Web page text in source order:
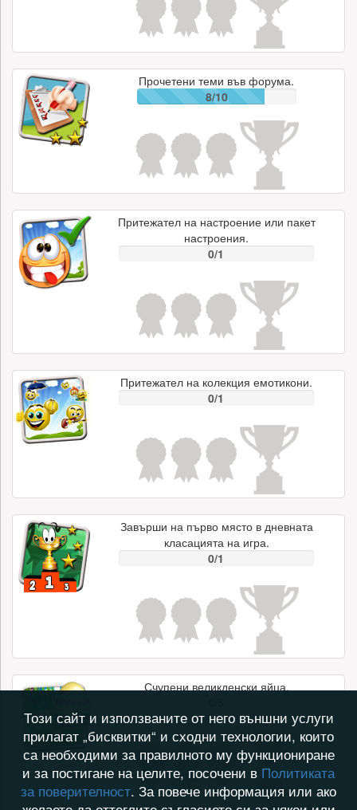
Прочетени теми във форума.
8/10
Притежател на настроение или пакет
настроения.
0/1
Притежател на колекция емотикони.
0/1
Завърши на първо място в дневната
класацията на игра.
0/1
Счупени великденски яйца.
Този сайт и използваните от него външни услуги
прилагат „бисквитки“ и сходни технологии, които
са необходими за правилното му функциониране
и за постигане на целите, посочени в Политиката
за поверителност. За повече информация или ако